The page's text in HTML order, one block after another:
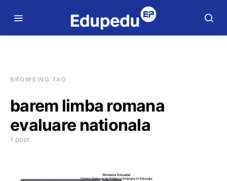
BROWSING TAG
barem limba romana
evaluare nationala
1 post